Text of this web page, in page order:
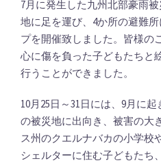
7月に発生した九州北部豪雨
地に足を運び、4か所の避難
プを開催致しました。皆様の
心に傷を負った子どもたちと
行うことができました。
10月25日～31日には、9月に
の被災地に出向き、被害の大
ス州のクエルナバカの小学校
シェルターに住む子どもたち